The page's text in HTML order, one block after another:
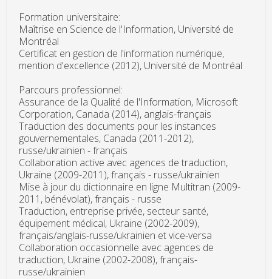
Formation universitaire:
Maîtrise en Science de l'Information, Université de
Montréal
Certificat en gestion de l'information numérique,
mention d'excellence (2012), Université de Montréal
Parcours professionnel:
Assurance de la Qualité de l'Information, Microsoft
Corporation, Canada (2014), anglais-français
Traduction des documents pour les instances
gouvernementales, Canada (2011-2012),
russe/ukrainien - français
Collaboration active avec agences de traduction,
Ukraine (2009-2011), français - russe/ukrainien
Mise à jour du dictionnaire en ligne Multitran (2009-
2011, bénévolat), français - russe
Traduction, entreprise privée, secteur santé,
équipement médical, Ukraine (2002-2009),
français/anglais-russe/ukrainien et vice-versa
Collaboration occasionnelle avec agences de
traduction, Ukraine (2002-2008), français-
russe/ukrainien